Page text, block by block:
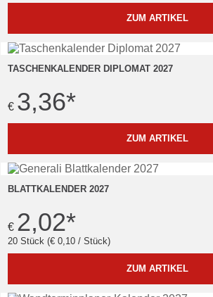
ZUM ARTIKEL
TASCHENKALENDER DIPLOMAT 2027
€ 3,36*
ZUM ARTIKEL
BLATTKALENDER 2027
€ 2,02*
20 Stück (€ 0,10 / Stück)
ZUM ARTIKEL